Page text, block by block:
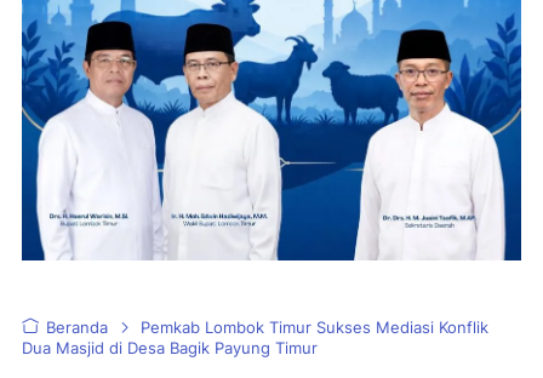
Beranda
Pemkab Lombok Timur Sukses Mediasi Konflik
Dua Masjid di Desa Bagik Payung Timur